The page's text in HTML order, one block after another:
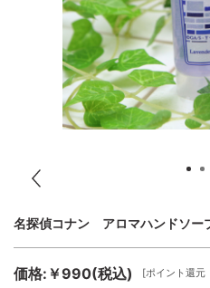
名探偵コナン アロマハンドソ
価格:￥990(税込) [ポイント還